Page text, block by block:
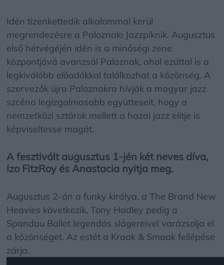
Idén tizenkettedik alkalommal kerül
megrendezésre a Paloznaki Jazzpiknik. Augusztus
első hétvégéjén idén is a minőségi zene
központjává avanzsál Paloznak, ahol ezúttal is a
legkiválóbb előadókkal találkozhat a közönség. A
szervezők újra Paloznakra hívják a magyar jazz
szcéna legizgalmasabb együtteseit, hogy a
nemzetközi sztárok mellett a hazai jazz elitje is
képviseltesse magát.
A fesztivált augusztus 1-jén két neves díva,
Izo FitzRoy és Anastacia nyitja meg.
Augusztus 2-án a funky királya, a The Brand New
Heavies következik, Tony Hadley pedig a
Spandau Ballet legendás slágereivel varázsolja el
a közönséget. Az estét a Kraak & Smaak fellépése
zárja.